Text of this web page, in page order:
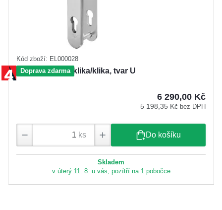
Kód zboží: EL000028
Doprava zdarma
IKON SX43/92, klika/klika, tvar U
6 290,00 Kč
5 198,35 Kč bez DPH
ks Do košíku
Skladem
v úterý 11. 8. u vás, pozítří na 1 pobočce